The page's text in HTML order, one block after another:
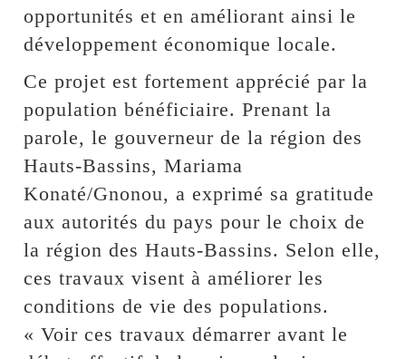
opportunités et en améliorant ainsi le
développement économique locale.
Ce projet est fortement apprécié par la
population bénéficiaire. Prenant la
parole, le gouverneur de la région des
Hauts-Bassins, Mariama
Konaté/Gnonou, a exprimé sa gratitude
aux autorités du pays pour le choix de
la région des Hauts-Bassins. Selon elle,
ces travaux visent à améliorer les
conditions de vie des populations.
« Voir ces travaux démarrer avant le